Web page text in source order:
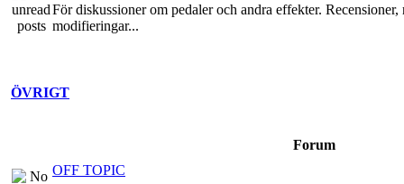
För diskussioner om pedaler och andra effekter. Recensioner,
modifieringar...
ÖVRIGT
Forum
OFF TOPIC